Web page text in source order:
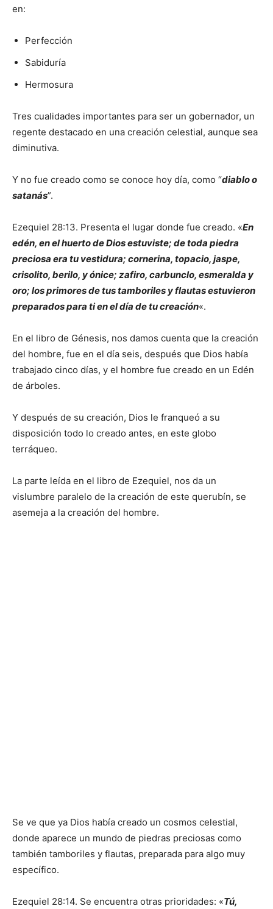
en:
Perfección
Sabiduría
Hermosura
Tres cualidades importantes para ser un gobernador, un
regente destacado en una creación celestial, aunque sea
diminutiva.
Y no fue creado como se conoce hoy día, como “diablo o
satanás”.
Ezequiel 28:13. Presenta el lugar donde fue creado. «En
edén, en el huerto de Dios estuviste; de toda piedra
preciosa era tu vestidura; cornerina, topacio, jaspe,
crisolito, berilo, y ónice; zafiro, carbunclo, esmeralda y
oro; los primores de tus tamboriles y flautas estuvieron
preparados para ti en el día de tu creación«.
En el libro de Génesis, nos damos cuenta que la creación
del hombre, fue en el día seis, después que Dios había
trabajado cinco días, y el hombre fue creado en un Edén
de árboles.
Y después de su creación, Dios le franqueó a su
disposición todo lo creado antes, en este globo
terráqueo.
La parte leída en el libro de Ezequiel, nos da un
vislumbre paralelo de la creación de este querubín, se
asemeja a la creación del hombre.
Se ve que ya Dios había creado un cosmos celestial,
donde aparece un mundo de piedras preciosas como
también tamboriles y flautas, preparada para algo muy
específico.
Ezequiel 28:14. Se encuentra otras prioridades: «Tú,